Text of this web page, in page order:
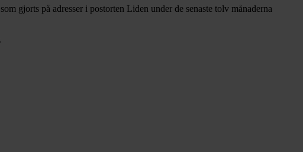
gjorts på adresser i postorten Liden under de senaste tolv månaderna